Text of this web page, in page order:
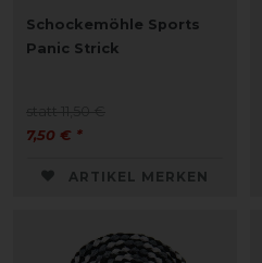
Schockemöhle Sports
Panic Strick
7,50 € *
ARTIKEL MERKEN